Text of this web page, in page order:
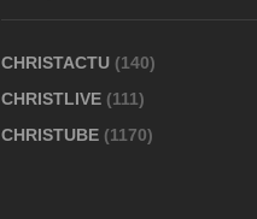
CHRISTACTU (140)
CHRISTLIVE (111)
CHRISTUBE (1170)